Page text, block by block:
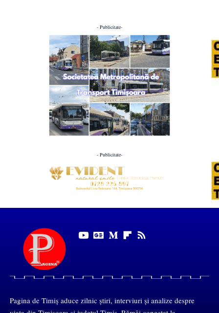
- Publicitate-
- Publicitate-
Pagina de Timiș aduce zilnic știri, interviuri și analize despre